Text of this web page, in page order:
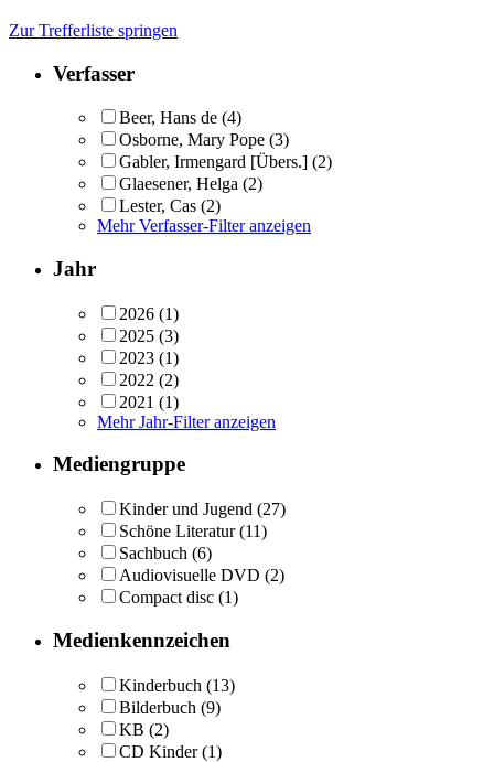
Zur Trefferliste springen
Verfasser
Beer, Hans de (4)
Osborne, Mary Pope (3)
Gabler, Irmengard [Übers.] (2)
Glaesener, Helga (2)
Lester, Cas (2)
Mehr Verfasser-Filter anzeigen
Jahr
2026 (1)
2025 (3)
2023 (1)
2022 (2)
2021 (1)
Mehr Jahr-Filter anzeigen
Mediengruppe
Kinder und Jugend (27)
Schöne Literatur (11)
Sachbuch (6)
Audiovisuelle DVD (2)
Compact disc (1)
Medienkennzeichen
Kinderbuch (13)
Bilderbuch (9)
KB (2)
CD Kinder (1)